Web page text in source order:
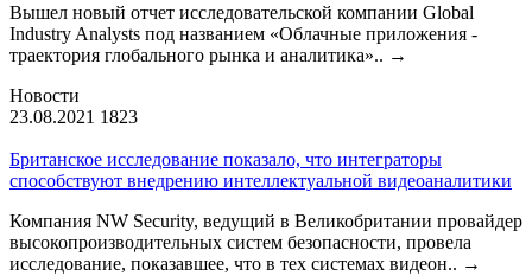
Вышел новый отчет исследовательской компании Global
Industry Analysts под названием «Облачные приложения -
траектория глобального рынка и аналитика».. →
Новости
23.08.2021 1823
Британское исследование показало, что интеграторы
способствуют внедрению интеллектуальной видеоаналитики
Компания NW Security, ведущий в Великобритании провайдер
высокопроизводительных систем безопасности, провела
исследование, показавшее, что в тех системах видеон.. →